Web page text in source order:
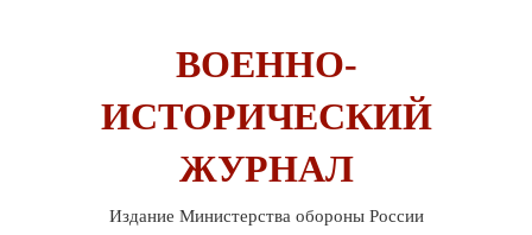
ВОЕННО-
ИСТОРИЧЕСКИЙ
ЖУРНАЛ
Издание Министерства обороны России